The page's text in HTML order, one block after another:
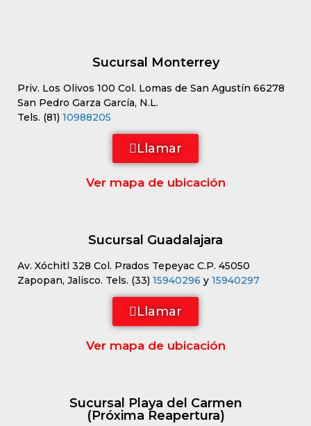
Sucursal Monterrey
Priv. Los Olivos 100 Col. Lomas de San Agustín 66278
San Pedro Garza García, N.L.
Tels. (81) 10988205
Llamar
Ver mapa de ubicación
Sucursal Guadalajara
Av. Xóchitl 328 Col. Prados Tepeyac C.P. 45050
Zapopan, Jalisco. Tels. (33) 15940296 y 15940297
Llamar
Ver mapa de ubicación
Sucursal Playa del Carmen
(Próxima Reapertura)